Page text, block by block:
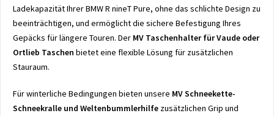
Ladekapazität Ihrer BMW R nineT Pure, ohne das schlichte Design zu
beeinträchtigen, und ermöglicht die sichere Befestigung Ihres
Gepäcks für längere Touren. Der MV Taschenhalter für Vaude oder
Ortlieb Taschen bietet eine flexible Lösung für zusätzlichen
Stauraum.
Für winterliche Bedingungen bieten unsere MV Schneekette-
Schneekralle und Weltenbummlerhilfe zusätzlichen Grip und